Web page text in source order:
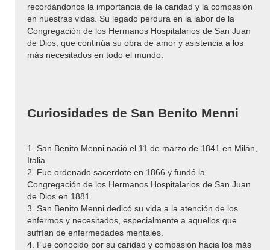
recordándonos la importancia de la caridad y la compasión
en nuestras vidas. Su legado perdura en la labor de la
Congregación de los Hermanos Hospitalarios de San Juan
de Dios, que continúa su obra de amor y asistencia a los
más necesitados en todo el mundo.
Curiosidades de San Benito Menni
1. San Benito Menni nació el 11 de marzo de 1841 en Milán,
Italia.
2. Fue ordenado sacerdote en 1866 y fundó la
Congregación de los Hermanos Hospitalarios de San Juan
de Dios en 1881.
3. San Benito Menni dedicó su vida a la atención de los
enfermos y necesitados, especialmente a aquellos que
sufrían de enfermedades mentales.
4. Fue conocido por su caridad y compasión hacia los más